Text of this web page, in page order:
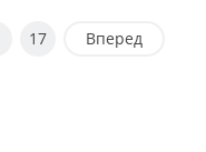
17 Вперед